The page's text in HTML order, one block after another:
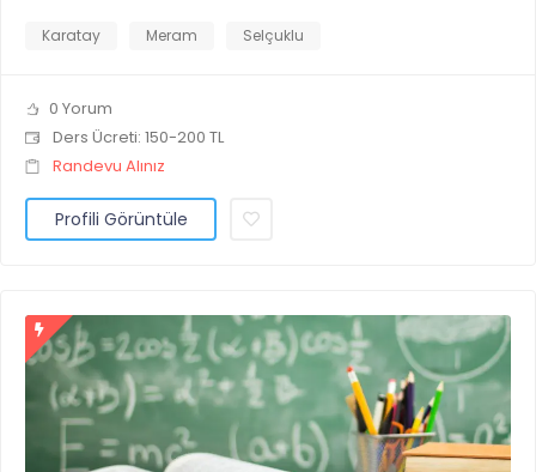
Karatay Meram Selçuklu
0 Yorum
Ders Ücreti: 150-200 TL
Randevu Alınız
Profili Görüntüle